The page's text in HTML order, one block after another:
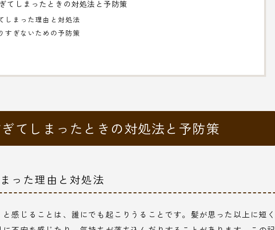
てしまったときの対処法と予防策
しまった理由と対処法
すぎないための予防策
てしまったときの対処法と予防策
った理由と対処法
感じることは、誰にでも起こりうることです。髪が思った以上に短く